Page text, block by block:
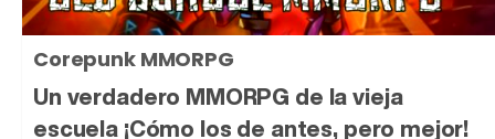
Corepunk MMORPG
Un verdadero MMORPG de la vieja
escuela ¡Cómo los de antes, pero mejor!